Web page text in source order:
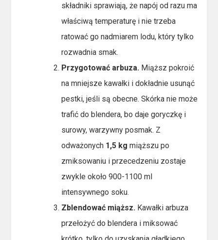
składniki sprawiają, że napój od razu ma
właściwą temperaturę i nie trzeba
ratować go nadmiarem lodu, który tylko
rozwadnia smak.
Przygotować arbuza. Miąższ pokroić
na mniejsze kawałki i dokładnie usunąć
pestki, jeśli są obecne. Skórka nie może
trafić do blendera, bo daje goryczkę i
surowy, warzywny posmak. Z
odważonych 1,5 kg miąższu po
zmiksowaniu i przecedzeniu zostaje
zwykle około 900-1100 ml
intensywnego soku.
Zblendować miąższ. Kawałki arbuza
przełożyć do blendera i miksować